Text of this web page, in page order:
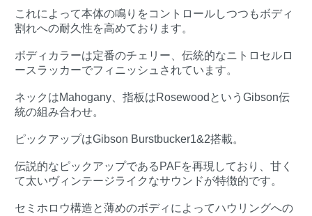
これによって本体の鳴りをコントロールしつつもボディ
割れへの耐久性を高めております。
ボディカラーは定番のチェリー、伝統的なニトロセルロ
ースラッカーでフィニッシュされています。
ネックはMahogany、指板はRosewoodというGibson伝
統の組み合わせ。
ピックアップはGibson Burstbucker1&2搭載。
伝説的なピックアップであるPAFを再現しており、甘く
て太いヴィンテージライクなサウンドが特徴的です。
セミホロウ構造と薄めのボディによってハウリングへの